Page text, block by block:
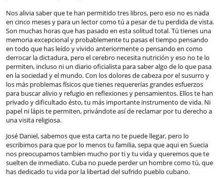
Nos alivia saber que te han permitido tres libros, pero eso no es nada
en cinco meses y para un lector como tú a pesar de tu perdida de vista.
Son muchas horas que has pasado en esta solitud total. Tú tienes una
memoria excepcional y probablemente tu pasas el tiempo pensando
en todo que has leído y vivido anteriormente o pensando en como
derrocar la dictadura, pero el cerebro necesita nutrición y eso no te lo
permiten, incluso ni un diario oficialista para saber algo de lo que pasa
en la sociedad y el mundo. Con los dolores de cabeza por el susurro y
los más problemas físicos que tienes requererías grandes esfuerzos
para buscar alivio y refugio en reflexiones y pensamientos. Ellos te han
privado y dificultado ésto, tu más importante instrumento de vida. Ni
papel ni lápis te permiten, privándote así de reclamar por tu derecho a
una visita religiosa.
José Daniel, sabemos que esta carta no te puede llegar, pero lo
escribimos para que por lo menos tu familia, sepa que aqui en Suecia
nos preocupamos tambien mucho por ti y tu vida y queremos que te
suelten de inmediato. Cuba no puede perder un hombre como tú, que
has dedicado tu vida por la libertad del sufrido pueblo cubano.